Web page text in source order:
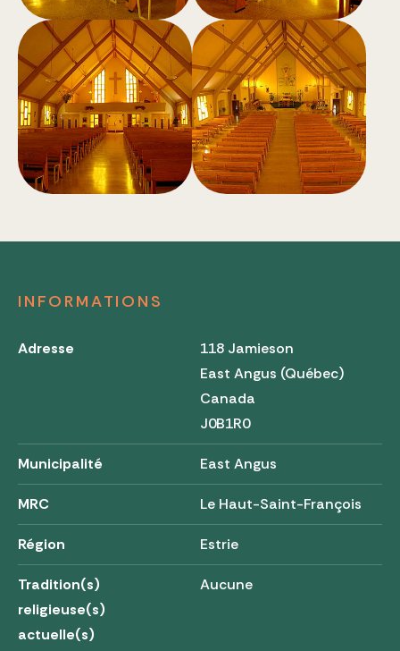
INFORMATIONS
Adresse
118 Jamieson
East Angus (Québec)
Canada
J0B1R0
Municipalité East Angus
MRC Le Haut-Saint-François
Région Estrie
Tradition(s)
religieuse(s)
actuelle(s)
Aucune